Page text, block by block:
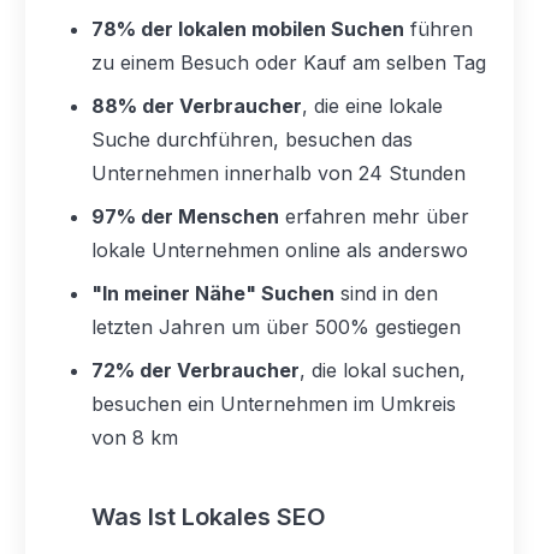
78% der lokalen mobilen Suchen führen
zu einem Besuch oder Kauf am selben Tag
88% der Verbraucher, die eine lokale
Suche durchführen, besuchen das
Unternehmen innerhalb von 24 Stunden
97% der Menschen erfahren mehr über
lokale Unternehmen online als anderswo
"In meiner Nähe" Suchen sind in den
letzten Jahren um über 500% gestiegen
72% der Verbraucher, die lokal suchen,
besuchen ein Unternehmen im Umkreis
von 8 km
Was Ist Lokales SEO